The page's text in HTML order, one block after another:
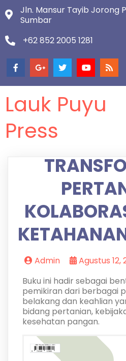
Jln. Mansur Tayib Jorong
Sumbar
+62 852 2005 1281
Lauk Puyu
Press
Admin Agustus 12,
Buku ini hadir sebagai
pemikiran dari berbagai
belakang dan keahlian
bidang pertanian,
kesehatan pangan.